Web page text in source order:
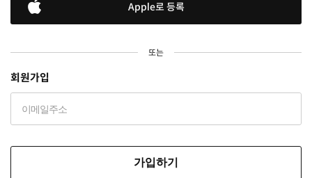
Apple로 등록
또는
회원가입
가입하기